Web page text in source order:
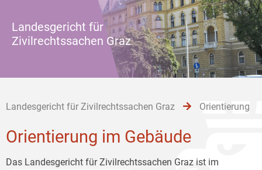
Landesgericht für
Zivilrechtssachen Graz
Landesgericht für Zivilrechtssachen Graz Orientierung
Orientierung im Gebäude
Das Landesgericht für Zivilrechtssachen Graz ist im